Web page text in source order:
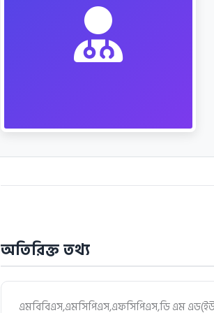
অতিরিক্ত তথ্য
এমবিবিএস,এমসিপিএস,এফসিপিএস,ডি এম